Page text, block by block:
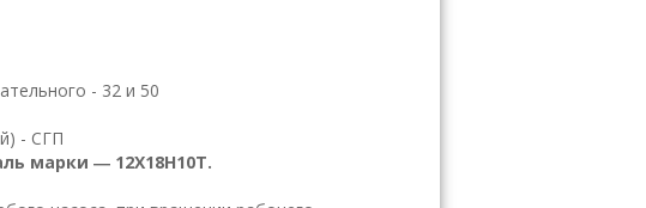
- 32 и 50
- СГП
марки ― 12Х18Н10Т.